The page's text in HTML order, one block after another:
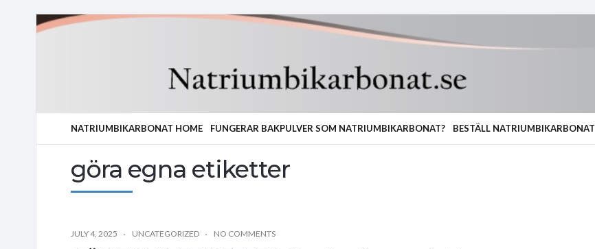
NATRIUMBIKARBONAT HOME FUNGERAR BAKPULVER SOM NATRIUMBIKARBONAT? BESTÄLL NATRIUMBIKARBONAT
göra egna etiketter
JULY 4, 2025 UNCATEGORIZED NO COMMENTS